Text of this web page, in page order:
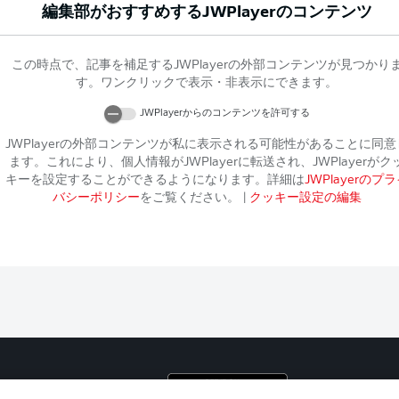
編集部がおすすめするJWPlayerのコンテンツ
この時点で、記事を補足するJWPlayerの外部コンテンツが見つかりま
す。ワンクリックで表示・非表示にできます。
JWPlayerからのコンテンツを許可する
JWPlayerの外部コンテンツが私に表示される可能性があることに同意
ます。これにより、個人情報がJWPlayerに転送され、 JWPlayerがク
キーを設定することができるようになります。詳細はJWPlayerのプラ
バシーポリシーをご覧ください。 クッキー設定の編集